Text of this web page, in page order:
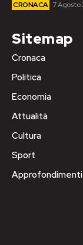
CRONACA 7 Agosto
Sitemap
Cronaca
Politica
Economia
Attualità
Cultura
Sport
Approfondimenti